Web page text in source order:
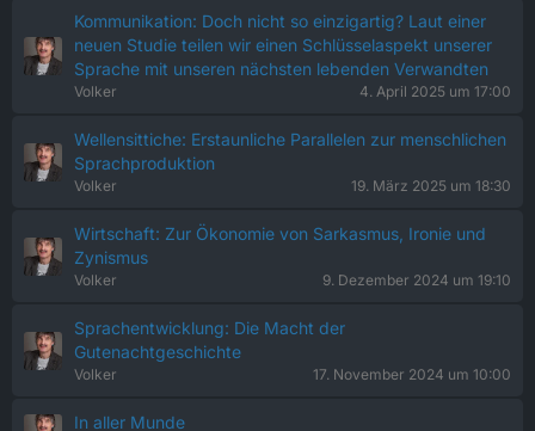
Kommunikation: Doch nicht so einzigartig? Laut einer
neuen Studie teilen wir einen Schlüsselaspekt unserer
Sprache mit unseren nächsten lebenden Verwandten
Volker 4. April 2025 um 17:00
Wellensittiche: Erstaunliche Parallelen zur menschlichen
Sprachproduktion
Volker 19. März 2025 um 18:30
Wirtschaft: Zur Ökonomie von Sarkasmus, Ironie und
Zynismus
Volker 9. Dezember 2024 um 19:10
Sprachentwicklung: Die Macht der
Gutenachtgeschichte
Volker 17. November 2024 um 10:00
In aller Munde